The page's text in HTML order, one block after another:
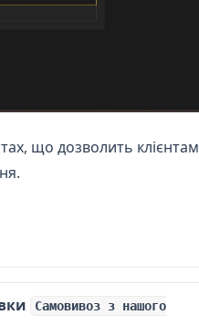
що дозволить клієнтам
Самовивоз з нашого